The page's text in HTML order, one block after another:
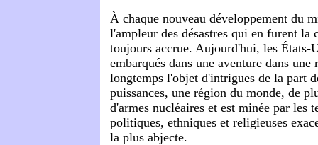
À chaque nouveau développement du
l'ampleur des désastres qui en furent la
toujours accrue. Aujourd'hui, les États-
embarqués dans une aventure dans
longtemps l'objet d'intrigues de la part
puissances, une région du monde, de
d'armes nucléaires et est minée par les
politiques, ethniques et religieuses
la plus abjecte.